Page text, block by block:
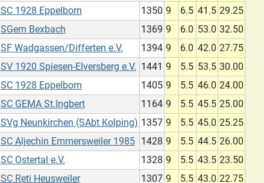
SC 1928 Eppelborn 1350 9 6.5 41.5 29.25
SGem Bexbach 1369 9 6.0 53.0 32.50
SF Wadgassen/Differten e.V. 1394 9 6.0 42.0 27.75
SV 1920 Spiesen-Elversberg e.V. 1441 9 5.5 53.5 30.00
SC 1928 Eppelborn 1405 9 5.5 46.0 24.00
SC GEMA St.Ingbert 1164 9 5.5 45.5 25.00
SVg Neunkirchen (SAbt Kolping) 1357 9 5.5 45.0 25.25
SC Aljechin Emmersweiler 1985 1428 9 5.5 44.5 26.00
SC Ostertal e.V. 1328 9 5.5 43.5 23.50
SC Reti Heusweiler 1307 9 5.5 43.0 22.75